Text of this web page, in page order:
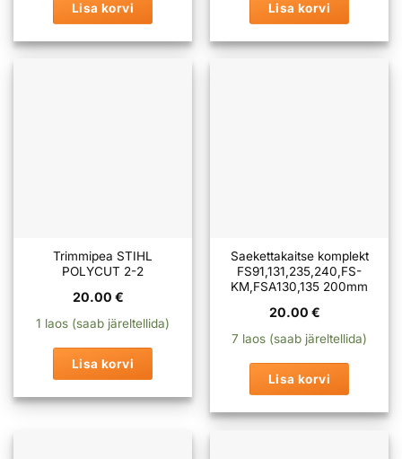
Lisa korvi Lisa korvi
Trimmipea STIHL
POLYCUT 2-2
20.00 €
1 laos (saab järeltellida)
Lisa korvi
Saekettakaitse komplekt
FS91,131,235,240,FS-
KM,FSA130,135 200mm
20.00 €
7 laos (saab järeltellida)
Lisa korvi